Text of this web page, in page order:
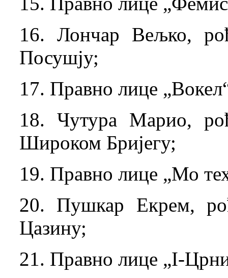
16. Лончар Вељко,
Посушју;
17. Правно лице
18. Чутура Марио,
Широком Бријегу;
19. Правно лице „Мо
20. Пушкар Екрем,
Цазину;
21. Правно лице „I-